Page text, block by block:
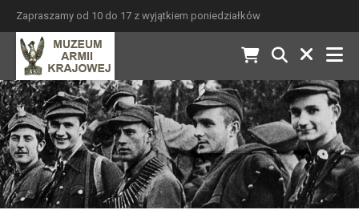
Zapraszamy od 10 do 17 z wyjątkiem poniedziałków